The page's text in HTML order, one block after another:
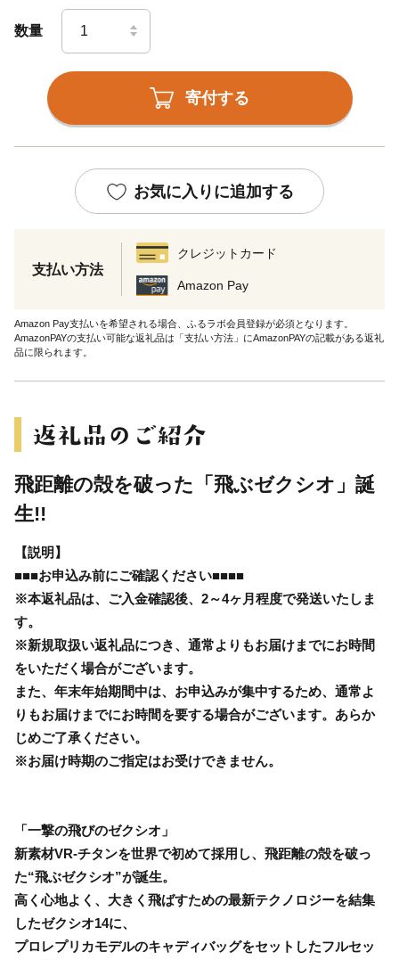
数量
寄付する
お気に入りに追加する
支払い方法
クレジットカード
Amazon Pay
Amazon Pay支払いを希望される場合、ふるラボ会員登録が必須となります。
AmazonPAYの支払い可能な返礼品は「支払い方法」にAmazonPAYの記載がある返礼
品に限られます。
飛距離の殻を破った「飛ぶゼクシオ」誕
生!!
【説明】
■■■お申込み前にご確認ください■■■■
※本返礼品は、ご入金確認後、2～4ヶ月程度で発送いたしま
す。
※新規取扱い返礼品につき、通常よりもお届けまでにお時間
をいただく場合がございます。
また、年末年始期間中は、お申込みが集中するため、通常よ
りもお届けまでにお時間を要する場合がございます。あらか
じめご了承ください。
※お届け時期のご指定はお受けできません。
「一撃の飛びのゼクシオ」
新素材VR-チタンを世界で初めて採用し、飛距離の殻を破っ
た“飛ぶゼクシオ”が誕生。
高く心地よく、大きく飛ばすための最新テクノロジーを結集
したゼクシオ14に、
プロレプリカモデルのキャディバッグをセットしたフルセッ